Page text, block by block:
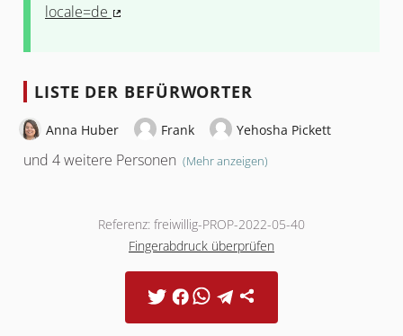
locale=de
LISTE DER BEFÜRWORTER
Anna Huber Frank Yehosha Pickett
und 4 weitere Personen (Mehr anzeigen)
Referenz: freiwillig-PROP-2022-05-40
Fingerabdruck überprüfen